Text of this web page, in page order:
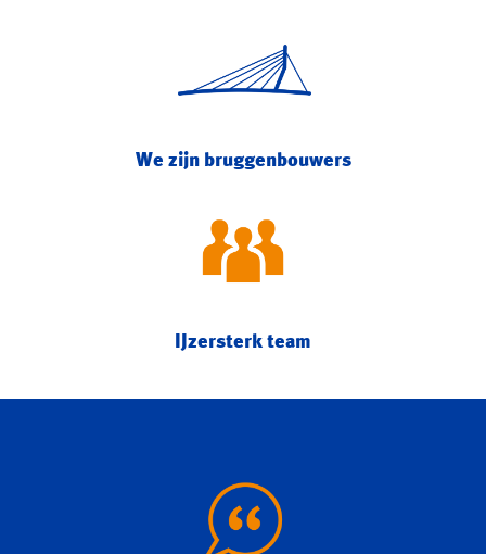
We zijn bruggenbouwers
IJzersterk team